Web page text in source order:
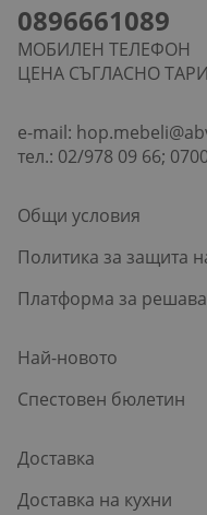
0896661089
МОБИЛЕН ТЕЛЕФОН
ЦЕНА СЪГЛАСНО
e-mail:
тел.: 02/978 09 66;
Общи условия
Политика за защита
Платформа за
Най-новото
Спестовен бюлетин
Доставка
Доставка на кухни